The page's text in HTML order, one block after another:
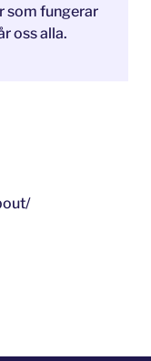
som fungerar
oss alla.